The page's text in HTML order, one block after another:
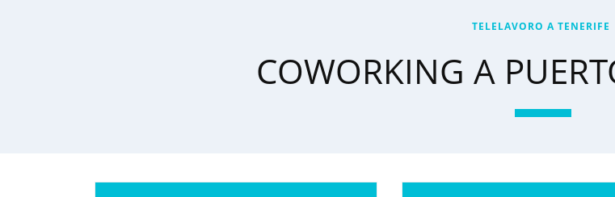
TELELAVORO A TENERIFE
COWORKING A